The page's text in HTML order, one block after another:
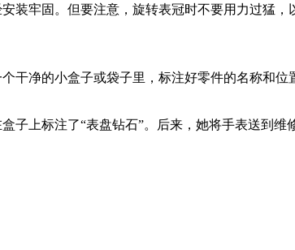
装牢固。但要注意，旋转表冠时不要用力过猛，
干净的小盒子或袋子里，标注好零件的名称和位
子上标注了“表盘钻石”。后来，她将手表送到维